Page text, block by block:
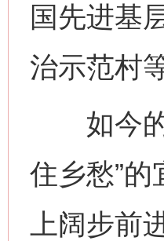
国先进基
治示范村
如今的
住乡愁”
上阔步前
网上购药对药下